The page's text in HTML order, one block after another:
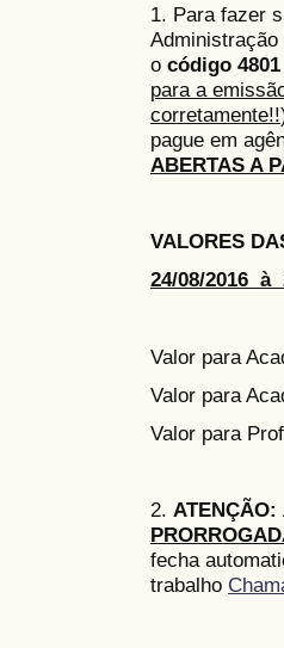
1. Para fazer
o código 4801
para a
corretamente!!
pague em
ABERTAS A
VALORES
24/08/2016 à
Valor para
Valor para
Valor para
2. ATENÇÃO:
fecha
trabalho